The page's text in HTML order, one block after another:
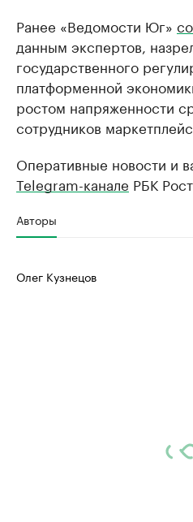
Ранее «Ведомости Юг»
данным экспертов,
государственного
платформенной
ростом напряженности
сотрудников
Оперативные новости и
Telegram-канале РБК
Авторы
Олег Кузнецов